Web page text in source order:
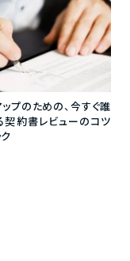
プのための、今すぐ誰
契約書レビューのコツ